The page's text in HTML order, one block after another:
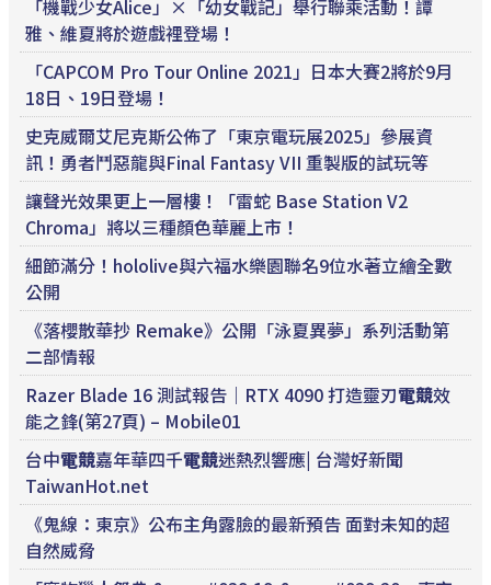
「機戰少女Alice」×「幼女戰記」舉行聯乘活動！譚
雅、維夏將於遊戲裡登場！
「CAPCOM Pro Tour Online 2021」日本大賽2將於9月
18日、19日登場！
史克威爾艾尼克斯公佈了「東京電玩展2025」參展資
訊！勇者鬥惡龍與Final Fantasy VII 重製版的試玩等
讓聲光效果更上一層樓！「雷蛇 Base Station V2
Chroma」將以三種顏色華麗上市！
細節滿分！hololive與六福水樂園聯名9位水著立繪全數
公開
《落櫻散華抄 Remake》公開「泳夏異夢」系列活動第
二部情報
Razer Blade 16 測試報告｜RTX 4090 打造靈刃電競效
能之鋒(第27頁) – Mobile01
台中電競嘉年華四千電競迷熱烈響應| 台灣好新聞
TaiwanHot.net
《鬼線：東京》公布主角露臉的最新預告 面對未知的超
自然威脅